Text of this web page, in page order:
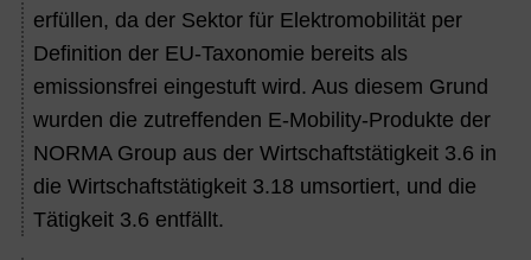
erfüllen, da der Sektor für Elektromobilität per
Definition der EU-Taxonomie bereits als
emissionsfrei eingestuft wird. Aus diesem Grund
wurden die zutreffenden E-Mobility-Produkte der
NORMA Group aus der Wirtschaftstätigkeit 3.6 in
die Wirtschaftstätigkeit 3.18 umsortiert, und die
Tätigkeit 3.6 entfällt.